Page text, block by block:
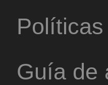
Guía de